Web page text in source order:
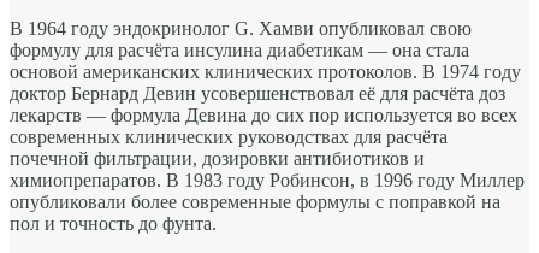
В 1964 году эндокринолог G. Хамви опубликовал свою
формулу для расчёта инсулина диабетикам — она стала
основой американских клинических протоколов. В 1974 году
доктор Бернард Девин усовершенствовал её для расчёта доз
лекарств — формула Девина до сих пор используется во всех
современных клинических руководствах для расчёта
почечной фильтрации, дозировки антибиотиков и
химиопрепаратов. В 1983 году Робинсон, в 1996 году Миллер
опубликовали более современные формулы с поправкой на
пол и точность до фунта.